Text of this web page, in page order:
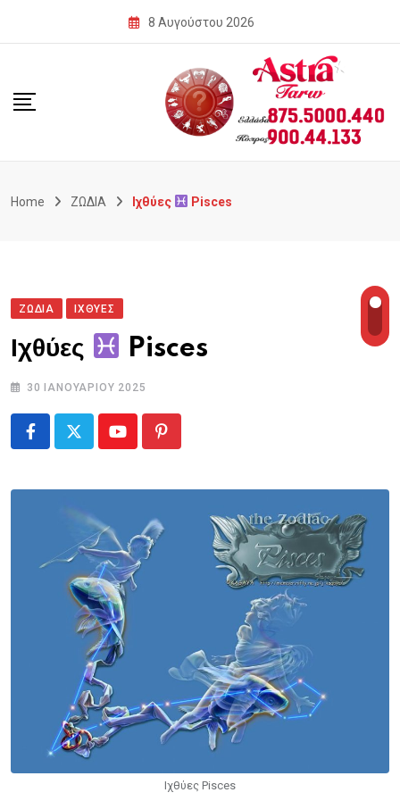
8 Αυγούστου 2026
Home ΖΩΔΙΑ Ιχθύες Pisces
ΖΩΔΙΑ ΙΧΘΥΕΣ
Ιχθύες Pisces
30 ΙΑΝΟΥΑΡΊΟΥ 2025
YoutubePinterest
Ιχθύες Pisces